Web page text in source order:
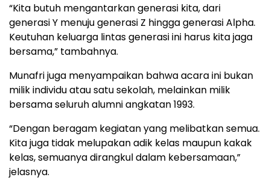
“Kita butuh mengantarkan generasi kita, dari
generasi Y menuju generasi Z hingga generasi Alpha.
Keutuhan keluarga lintas generasi ini harus kita jaga
bersama,” tambahnya.
Munafri juga menyampaikan bahwa acara ini bukan
milik individu atau satu sekolah, melainkan milik
bersama seluruh alumni angkatan 1993.
“Dengan beragam kegiatan yang melibatkan semua.
Kita juga tidak melupakan adik kelas maupun kakak
kelas, semuanya dirangkul dalam kebersamaan,”
jelasnya.